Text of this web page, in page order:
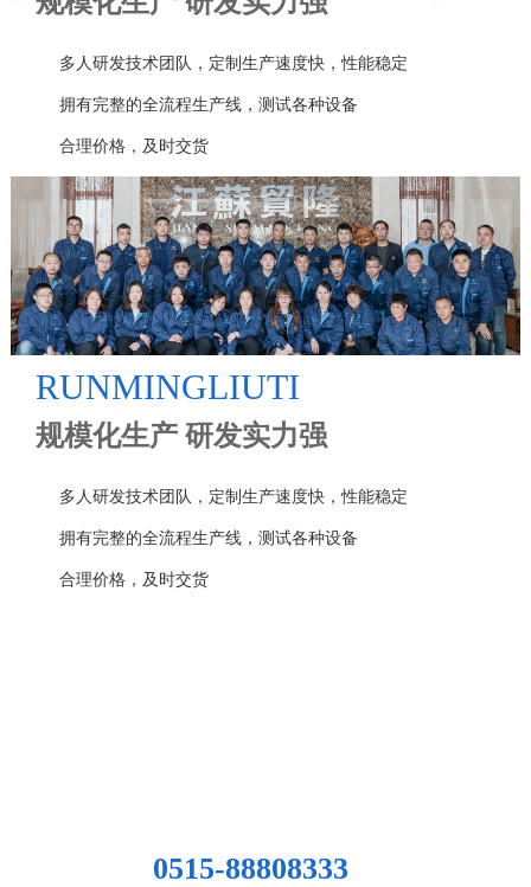
多人研发技术团队，定制生产速度快，性能稳定
拥有完整的全流程生产线，测试各种设备
合理价格，及时交货
RUNMINGLIUTI
规模化生产 研发实力强
多人研发技术团队，定制生产速度快，性能稳定
拥有完整的全流程生产线，测试各种设备
合理价格，及时交货
0515-88808333